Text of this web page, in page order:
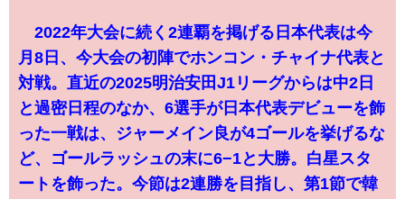
2022年大会に続く2連覇を掲げる日本代表は今
月8日、今大会の初陣でホンコン・チャイナ代表と
対戦。直近の2025明治安田J1リーグからは中2日
と過密日程のなか、6選手が日本代表デビューを飾
った一戦は、ジャーメイン良が4ゴールを挙げるな
ど、ゴールラッシュの末に6−1と大勝。白星スタ
ートを飾った。今節は2連勝を目指し、第1節で韓